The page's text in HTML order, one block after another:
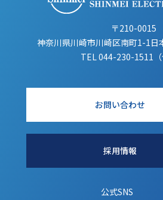
〒210-0015
神奈川県川崎市川崎区南町1-1日
TEL044-230-1511（
お問い合わせ
採用情報
公式SNS